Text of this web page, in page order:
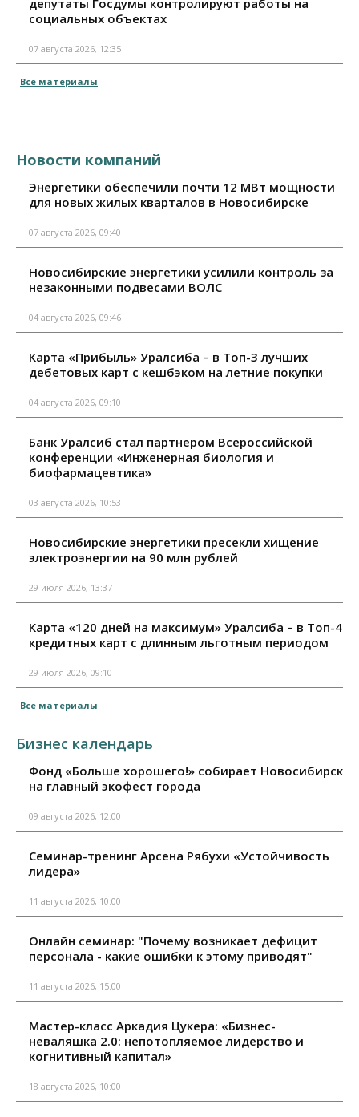
социальных объектах
07 августа 2026, 12:35
Все материалы
Новости компаний
Энергетики обеспечили почти 12 МВт мощности
для новых жилых кварталов в Новосибирске
07 августа 2026, 09:40
Новосибирские энергетики усилили контроль за
незаконными подвесами ВОЛС
04 августа 2026, 09:46
Карта «Прибыль» Уралсиба – в Топ-3 лучших
дебетовых карт с кешбэком на летние покупки
04 августа 2026, 09:10
Банк Уралсиб стал партнером Всероссийской
конференции «Инженерная биология и
биофармацевтика»
03 августа 2026, 10:53
Новосибирские энергетики пресекли хищение
электроэнергии на 90 млн рублей
29 июля 2026, 13:37
Карта «120 дней на максимум» Уралсиба – в Топ-4
кредитных карт с длинным льготным периодом
29 июля 2026, 09:10
Все материалы
Бизнес календарь
Фонд «Больше хорошего!» собирает Новосибирск
на главный экофест города
09 августа 2026, 12:00
Семинар-тренинг Арсена Рябухи «Устойчивость
лидера»
11 августа 2026, 10:00
Онлайн семинар: "Почему возникает дефицит
персонала - какие ошибки к этому приводят"
11 августа 2026, 15:00
Мастер-класс Аркадия Цукера: «Бизнес-
неваляшка 2.0: непотопляемое лидерство и
когнитивный капитал»
18 августа 2026, 10:00